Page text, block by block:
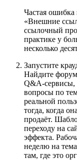
Частая ошибка
«Внешние
ссылочный
практике у
несколько
Запустите
Найдите
Q&A-сервисы,
вопросы по
реальной
тогда, когда
продаёт.
переходу на
эффекта.
неделю на
там, где это